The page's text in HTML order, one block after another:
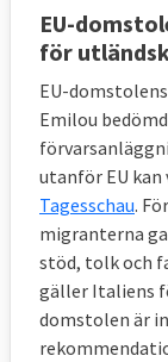
migranter
antalet
bedöms
måste då
sätt:
Man
länder
Man
som
EU-
för
EU-
Emilou
utanför EU
Tagesschau.
migranterna
stöd, tolk och
gäller Italiens
domstolen är